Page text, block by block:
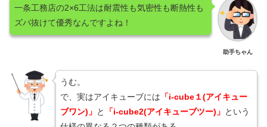
助手ちゃん
一条工務店の2×6工法は耐震性も気密性も断熱性も
ズバ抜けて優秀なんですよね！
うむ。
で、実はアイキューブには 「i-cube１(アイキュー
ブワン)」 と 「i-cube2(アイキューブツー)」 という